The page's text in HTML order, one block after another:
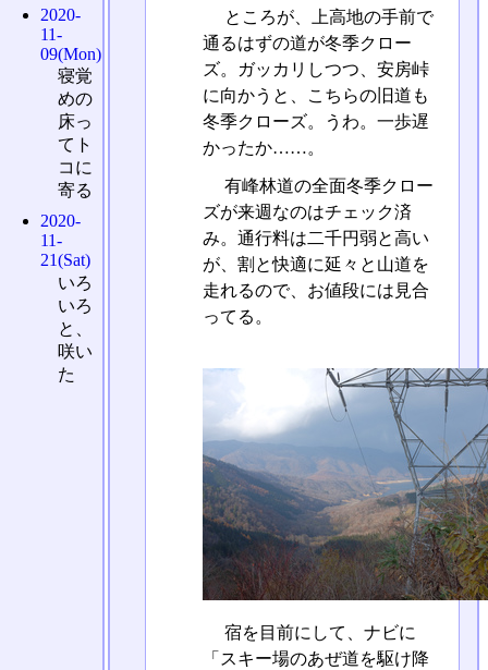
ところが、上高地の手前で
通るはずの道が冬季クロー
ズ。ガッカリしつつ、安房峠
に向かうと、こちらの旧道も
冬季クローズ。うわ。一歩遅
かったか……。
有峰林道の全面冬季クロー
ズが来週なのはチェック済
み。通行料は二千円弱と高い
が、割と快適に延々と山道を
走れるので、お値段には見合
ってる。
宿を目前にして、ナビに
「スキー場のあぜ道を駆け降
2020-
11-
09(Mon)
寝覚
めの
床っ
てト
コに
寄る
2020-
11-
21(Sat)
いろ
いろ
と、
咲い
た